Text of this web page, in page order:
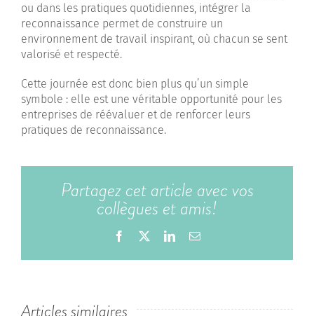
ou dans les pratiques quotidiennes, intégrer la
reconnaissance permet de construire un
environnement de travail inspirant, où chacun se sent
valorisé et respecté.
Cette journée est donc bien plus qu’un simple
symbole : elle est une véritable opportunité pour les
entreprises de réévaluer et de renforcer leurs
pratiques de reconnaissance.
Partagez cet article avec vos
collègues et amis!
Facebook LinkedInEmail
Articles similaires